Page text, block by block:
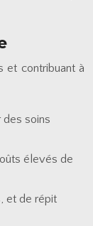
et contribuant à
soins
élevés de
et de répit